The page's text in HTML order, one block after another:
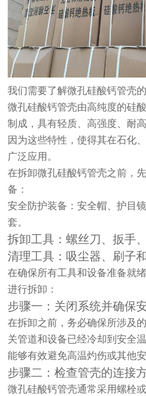
我们需要了解微孔硅酸钙管壳
微孔硅酸钙管壳由高纯度的硅
制成，具有轻质、高强度、耐
因为这些特性，使得其在石化
广泛应用。
在拆卸微孔硅酸钙管壳之前，
备：
安全防护装备：安全帽、护目
套。
拆卸工具：螺丝刀、扳手
清理工具：吸尘器、刷子
在确保所有工具和设备准备就
进行拆卸：
步骤一：关闭系统并确保
在拆卸之前，务必确保所涉及
关管道和设备已经冷却到安全
能够有效避免高温灼伤或其他
步骤二：检查管壳的连接
微孔硅酸钙管壳通常采用螺栓